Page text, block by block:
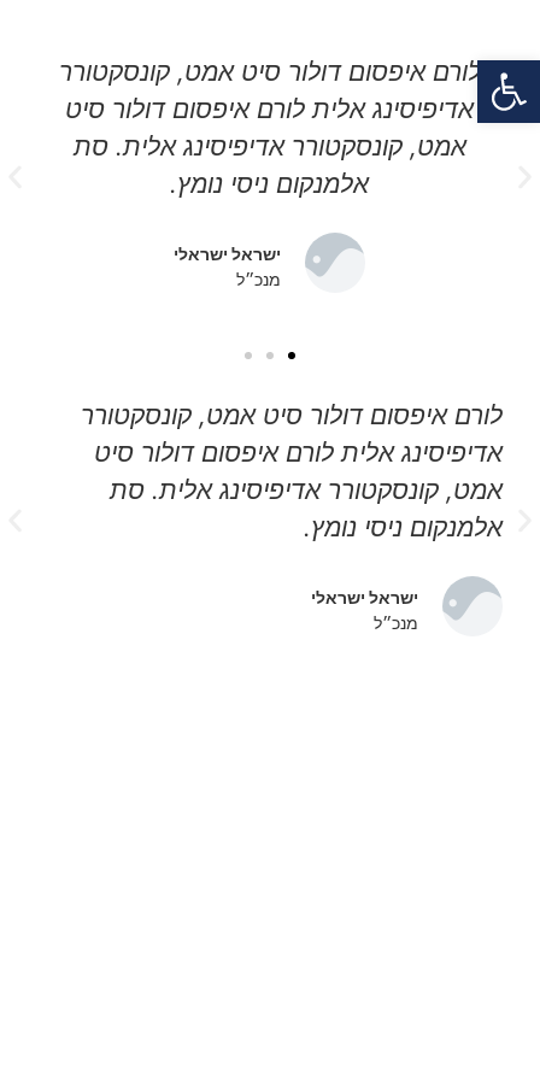
פתח סרגל נגישותלורם איפסום דולור סיט אמט, קונסקטורר
אדיפיסינג אלית לורם איפסום דולור סיט
אמט, קונסקטורר אדיפיסינג אלית. סת
אלמנקום ניסי נומץ.
ישראל ישראלי
מנכ״ל
לורם איפסום דולור סיט אמט, קונסקטורר
אדיפיסינג אלית לורם איפסום דולור סיט
אמט, קונסקטורר אדיפיסינג אלית. סת
אלמנקום ניסי נומץ.
ישראל ישראלי
מנכ״ל